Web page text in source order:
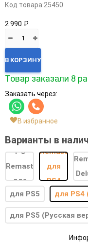
Код товара:25450
2 990 ₽
В КОРЗИНУ
Товар заказали 8
Заказать через:
В избранное
Варианты в
для PS5 для PS4
для PS5 (Русская